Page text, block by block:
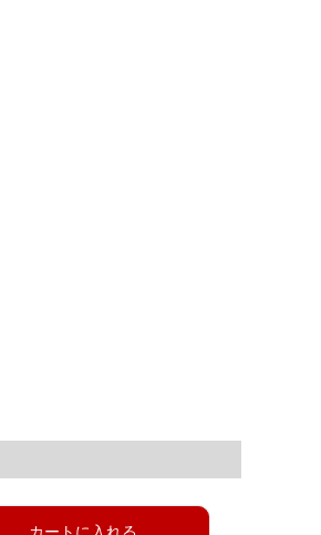
カートに入れる